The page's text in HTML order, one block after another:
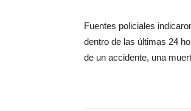
Fuentes policiales
dentro de las últimas 24
de un accidente, una